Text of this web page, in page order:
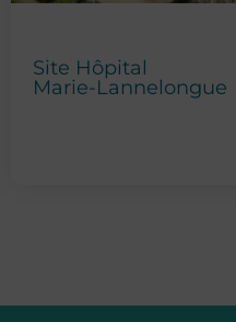
Site Hôpital
Marie-Lannelongue